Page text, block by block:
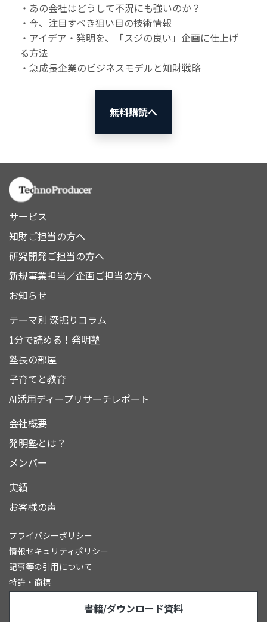
・あの会社はどうして不況にも強いのか？
・今、注目すべき狙い目の技術情報
・アイデア・発明を、「スジの良い」企画に仕上げ
る方法
・急成長企業のビジネスモデルと知財戦略
無料購読へ
サービス
知財ご担当の方へ
研究開発ご担当の方へ
新規事業担当／企画ご担当の方へ
お知らせ
テーマ別 深掘りコラム
1分で読める！発明塾
塾長の部屋
子育てと教育
AI活用ディープリサーチレポート
会社概要
発明塾とは？
メンバー
実績
お客様の声
プライバシーポリシー
情報セキュリティポリシー
記事等の引用について
特許・商標
書籍/ダウンロード資料